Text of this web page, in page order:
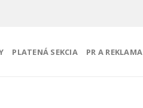
PLATENÁ SEKCIA PR A REKLAMA